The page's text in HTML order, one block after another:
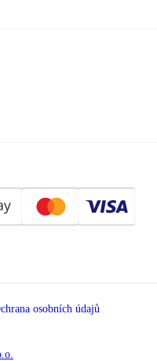
osobních údajů